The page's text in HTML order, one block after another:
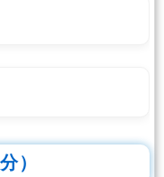
）